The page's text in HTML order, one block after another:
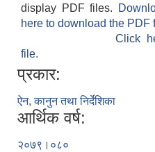
display PDF files.
here to download the PDF
Click
file.
प्रकार:
ऐन, कानुन तथा निर्देशिका
आर्थिक वर्ष:
२०७९।०८०